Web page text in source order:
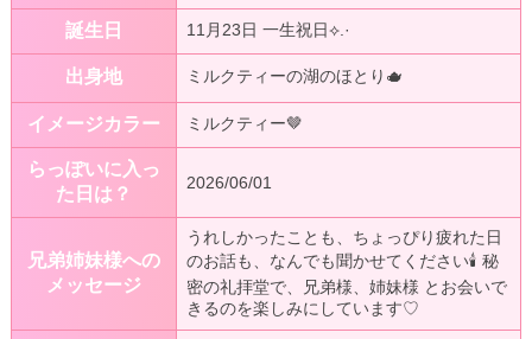
誕生日 11月23日 一生祝日⟡.·
出身地 ミルクティーの湖のほとり🫖
イメージカラー ミルクティー🤎
らっぽいに入っ
た日は？
2026/06/01
兄弟姉妹様への
メッセージ
うれしかったことも、ちょっぴり疲れた日
のお話も、なんでも聞かせてください🕯️ 秘
密の礼拝堂で、兄弟様、姉妹様 とお会いで
きるのを楽しみにしています♡